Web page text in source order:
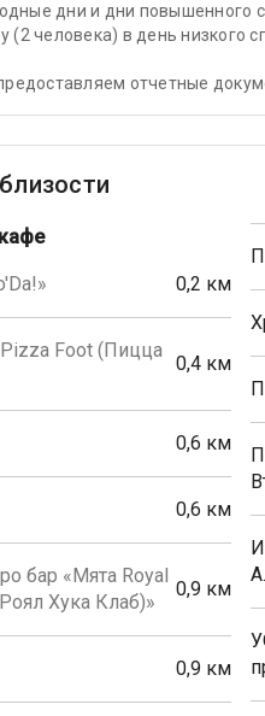
дни и дни повышенного
(2 человека) в день низкого
отчетные
0,2 км
Foot (Пицца
0,4 км
0,6 км
0,6 км
бар «Мята Royal
Хука Клаб)»
0,9 км
0,9 км